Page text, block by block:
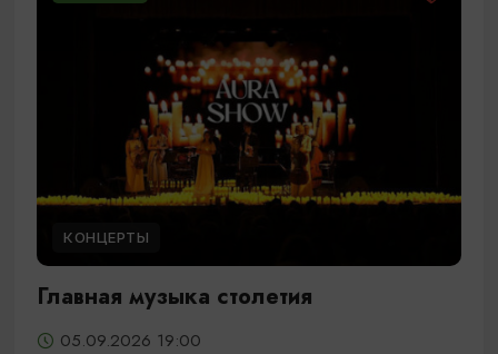
КОНЦЕРТЫ
Главная музыка столетия
05.09.2026 19:00